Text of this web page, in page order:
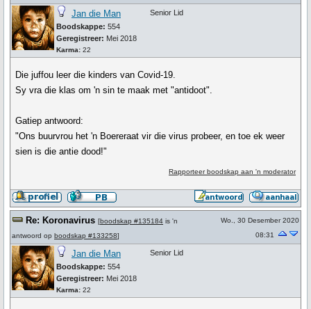
Jan die Man
Boodskappe: 554
Geregistreer: Mei 2018
Karma: 22
Senior Lid
Die juffou leer die kinders van Covid-19.
Sy vra die klas om 'n sin te maak met "antidoot".
Gatiep antwoord:
"Ons buurvrou het 'n Boereraat vir die virus probeer, en toe ek weer
sien is die antie dood!"
Rapporteer boodskap aan 'n moderator
Re: Koronavirus [boodskap #135184 is 'n
antwoord op boodskap #133258]
Wo., 30 Desember 2020
08:31
Jan die Man
Boodskappe: 554
Geregistreer: Mei 2018
Karma: 22
Senior Lid